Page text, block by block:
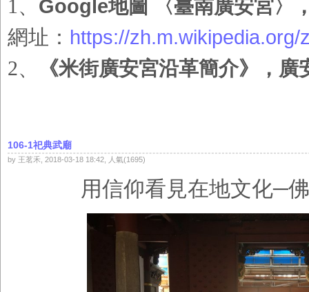
1 、 Google地圖 〈臺南廣安宮〉
網址： https://zh.m.wikipedia.org/
2、 《米街廣安宮沿革簡介》，廣
106-1祀典武廟
by 王茗禾, 2018-03-18 18:42, 人氣(1695)
用信仰看見在地文化─